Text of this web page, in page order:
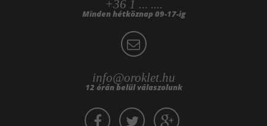
+36 1 ... ....
Minden hétköznap 09-17-ig
info@oroklet.hu
12 órán belül válaszolunk